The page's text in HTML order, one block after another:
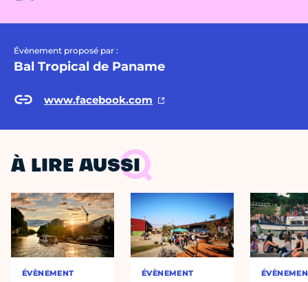
Évènement proposé par :
Bal Tropical de Paname
www.facebook.com
À LIRE AUSSI
ÉVÈNEMENT ÉVÈNEMENT